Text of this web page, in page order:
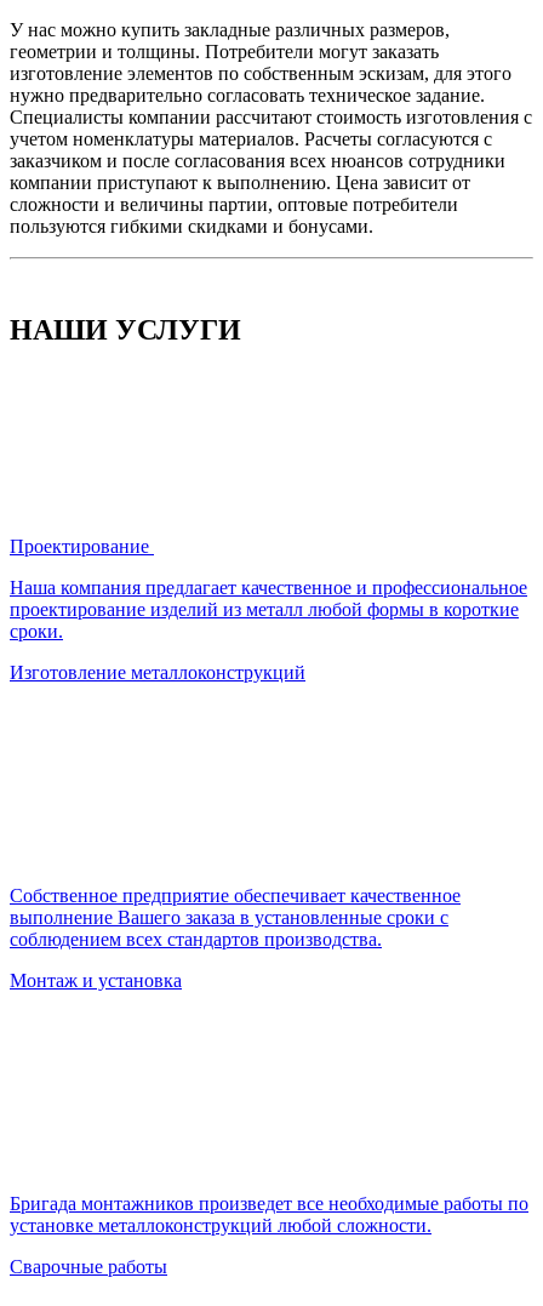
У нас можно купить закладные различных размеров,
геометрии и толщины. Потребители могут заказать
изготовление элементов по собственным эскизам, для этого
нужно предварительно согласовать техническое задание.
Специалисты компании рассчитают стоимость изготовления с
учетом номенклатуры материалов. Расчеты согласуются с
заказчиком и после согласования всех нюансов сотрудники
компании приступают к выполнению. Цена зависит от
сложности и величины партии, оптовые потребители
пользуются гибкими скидками и бонусами.
НАШИ УСЛУГИ
Проектирование
Наша компания предлагает качественное и профессиональное
проектирование изделий из металл любой формы в короткие
сроки.
Изготовление металлоконструкций
Собственное предприятие обеспечивает качественное
выполнение Вашего заказа в установленные сроки с
соблюдением всех стандартов производства.
Монтаж и установка
Бригада монтажников произведет все необходимые работы по
установке металлоконструкций любой сложности.
Сварочные работы